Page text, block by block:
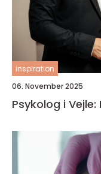
inspiration
06. November 2025
Psykolog i